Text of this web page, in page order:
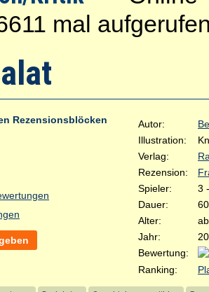
mal
Rezensionsblöcken
Autor:
Illustration:
Verlag:
Rezension:
Spieler:
3
Dauer:
Alter:
Jahr:
Bewertung:
Ranking: